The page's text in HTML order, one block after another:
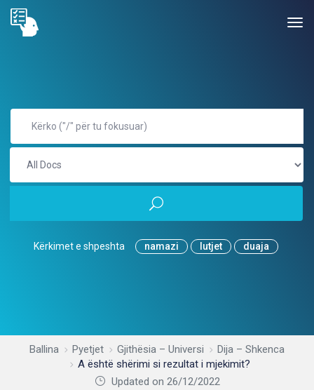
Kërkimet e shpeshta namazi lutjet duaja
Ballina Pyetjet Gjithësia – Universi
Dija – Shkenca
A është shërimi si rezultat i mjekimit?
Updated on 26/12/2022